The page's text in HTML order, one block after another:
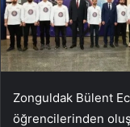
Zonguldak Bülent
öğrencilerinden